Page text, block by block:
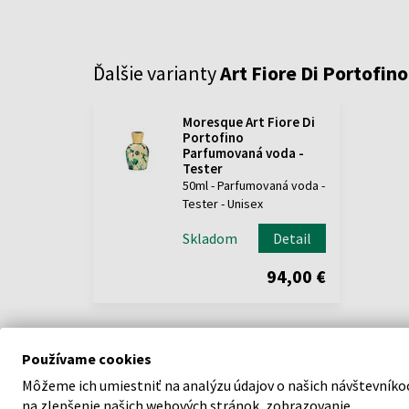
Ďalšie variantyArt Fiore Di Portofino
Moresque Art Fiore Di
Portofino
Parfumovaná voda -
Tester
50ml - Parfumovaná voda -
Tester - Unisex
Skladom Detail
94,00 €
Používame cookies
Môžeme ich umiestniť na analýzu údajov o našich
na zlepšenie našich webových stránok, zobrazovanie